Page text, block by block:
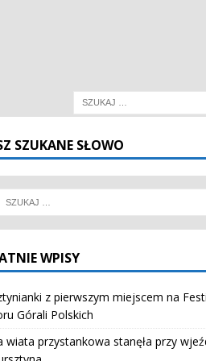
SZUKANE SŁOWO
WPISY
z pierwszym miejscem na
Górali Polskich
wiata przystankowa stanęła przy